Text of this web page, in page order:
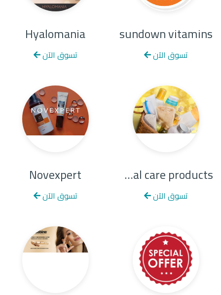
sundown vitamins
تسوق الآن
Hyalomania
تسوق الآن
personal care products
تسوق الآن
Novexpert
تسوق الآن